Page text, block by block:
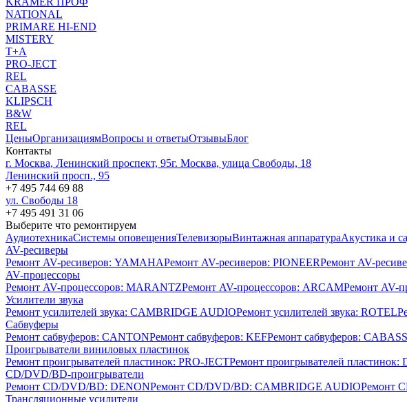
NATIONAL
PRIMARE HI-END
MISTERY
T+A
PRO-JECT
REL
CABASSE
KLIPSCH
B&W
REL
ЦеныОрганизациямВопросы и ответыОтзывыБлог
Контакты
г. Москва, Ленинский проспект, 95г. Москва, улица Свободы, 18
Ленинский просп., 95
+7 495 744 69 88
ул. Свободы 18
+7 495 491 31 06
Выберите что ремонтируем
АудиотехникаСистемы оповещенияТелевизорыВинтажная аппаратураАкустика и
AV-ресиверы
Ремонт AV-реcиверов: YAMAHAРемонт AV-реcиверов: PIONEERРемонт AV-
AV-процессоры
Ремонт AV-процессоров: MARANTZРемонт AV-процессоров: ARCAMРемонт AV-
Усилители звука
Ремонт усилителей звука: CAMBRIDGE AUDIOРемонт усилителей звука: ROTEL
Сабвуферы
Ремонт сабвуферов: CANTONРемонт сабвуферов: KEFРемонт сабвуферов:
Проигрыватели виниловых пластинок
Ремонт проигрывателей пластинок: PRO-JECTРемонт проигрывателей пластинок:
CD/DVD/BD-проигрыватели
Ремонт CD/DVD/BD: DENONРемонт CD/DVD/BD: CAMBRIDGE AUDIOРемонт
Трансляционные усилители